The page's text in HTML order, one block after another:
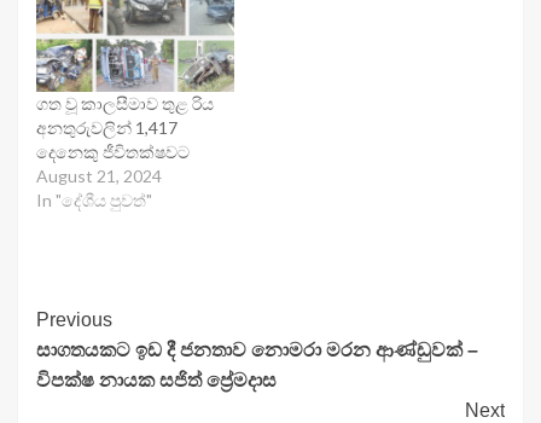
ගත වූ කාලසීමාව තුළ රිය
අනතුරුවලින් 1,417
දෙනෙකු ජීවිතක්ෂවට
August 21, 2024
In "දේශීය පුවත්"
Continue
Reading
Previous
සාගතයකට ඉඩ දී ජනතාව නොමරා මරන ආණ්ඩුවක් –
විපක්ෂ නායක සජිත් ප්‍රේමදාස
Next